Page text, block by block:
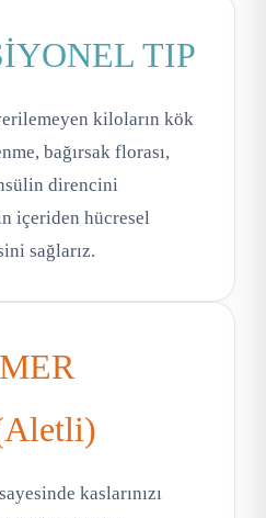
TIP
kiloların kök
bağırsak florası,
direncini
içeriden hücresel
sağlarız.
kaslarınızı